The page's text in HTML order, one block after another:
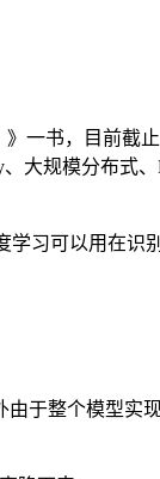
一书，目前截
大规模分布式
习可以用在识
于整个模型实